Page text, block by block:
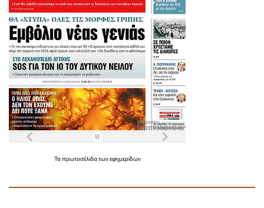
Ταπρωτοσέλιδατωνεφημερίδων